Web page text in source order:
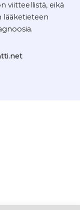
viitteellistä, eikä
lääketieteen